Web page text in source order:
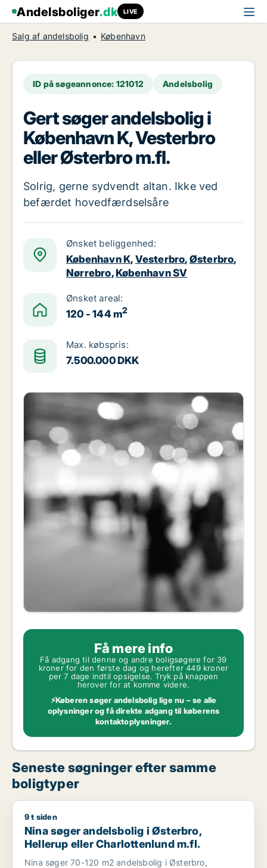
Andelsboliger.dk LIVE
Salg af andelsbolig København
ID på søgeannonce: 121012 Andelsbolig
Gert søger andelsbolig i
København K, Vesterbro
eller Østerbro m.fl.
Solrig, gerne sydvendt altan. Ikke ved
befærdet hovedfærdselsåre
Ønsket beliggenhed:
København K, Vesterbro, Østerbro,
Nørrebro,København SV
Ønsket areal:
120 - 144 m2
Max. købspris:
7.500.000 DKK
Få mere info
Få adgang til denne og andre boligsøgere for 39
kroner for den første dag og herefter 449 kroner
per 7 dage indtil opsigelse. Tryk på knappen
herover for at komme videre.
⚡Køberen søger andelsbolig lige nu – se alle
oplysninger og få direkte adgang til køberens
kontaktoplysninger.
Seneste søgninger efter samme
boligtyper
Nina søger andelsbolig i Østerbro, Hellerup eller
9 t siden
Nina søger andelsbolig i Østerbro,
Hellerup eller Charlottenlund m.fl.
Nina søger 70-120 m2 andelsbolig i Østerbro,